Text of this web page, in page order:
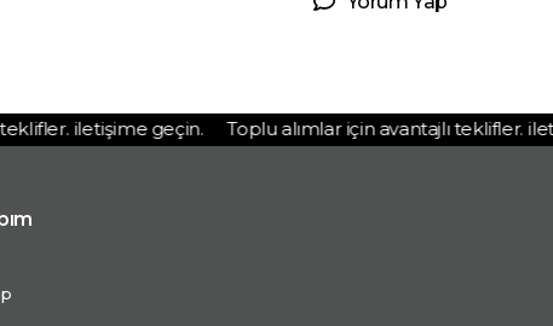
iletişime geçin. Toplu alımlar için avantajlı teklifler.